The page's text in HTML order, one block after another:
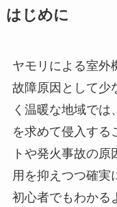
はじめに
ヤモリによる室外
故障原因として少
く温暖な地域では
を求めて侵入する
トや発火事故の
用を抑えつつ確実
初心者でもわかる